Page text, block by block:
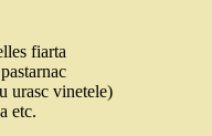
fiarta
urasc vinetele)
etc.